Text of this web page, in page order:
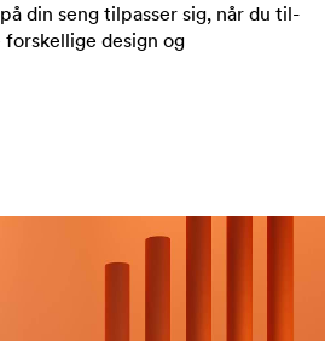
din seng tilpasser sig, når du til-
design og